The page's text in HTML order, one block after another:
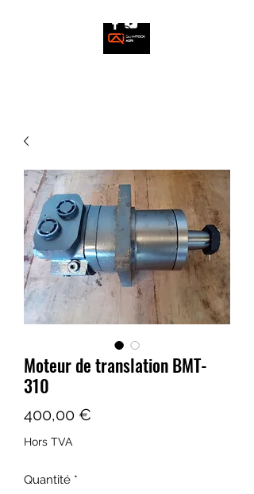
Moteur de translation BMT-
310
400,00 €
Hors TVA
Quantité *